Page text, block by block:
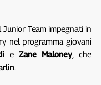
Team impegnati in
nel programma giovani
e Zane Maloney, che
.